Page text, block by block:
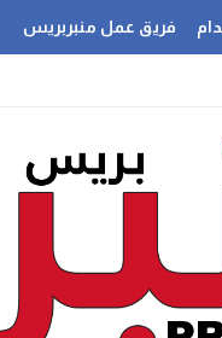
فريق عمل منبربريس